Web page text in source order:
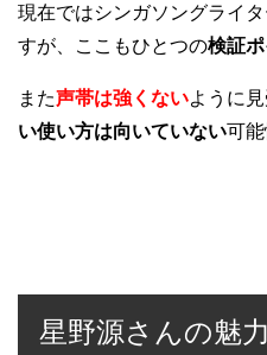
現在ではシンガソングライ
すが、ここもひとつの検証
また声帯は強くないように
い使い方は向いていない可能
星野源さんの魅